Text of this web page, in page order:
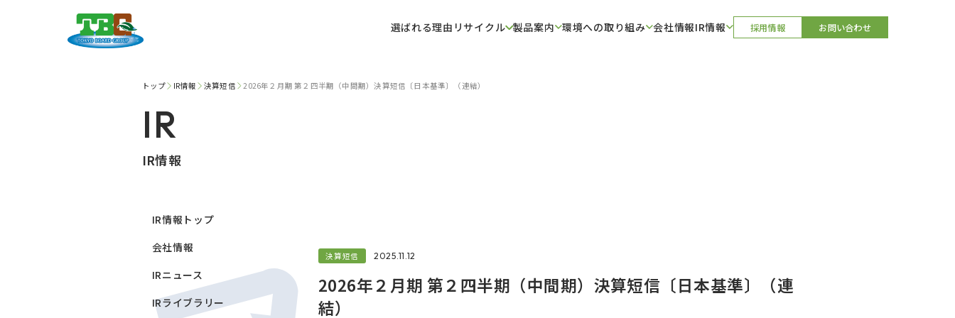
選ばれる理由 リサイクル 製品案内 環境への取り組み 会社情報IR情報 採用情報 お問い合わせ
トップ IR情報 決算短信 2026年２月期 第２四半期（中間期）決算短信〔日本基準〕（連結）
IR
IR情報
IR情報トップ
会社情報
IRニュース
IRライブラリー
決算短信 2025.11.12
2026年２月期 第２四半期（中間期）決算短信〔日本基準〕（連
結）